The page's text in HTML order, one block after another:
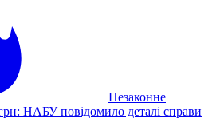
Незаконне
НАБУ повідомило деталі справи